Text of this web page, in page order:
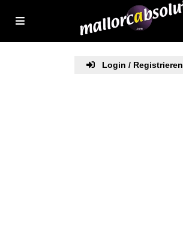
Login / Registrieren